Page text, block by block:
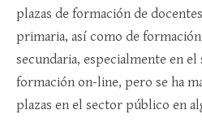
plazas de formación de
primaria, así como de
secundaria, especialmente en
formación on-line, pero se ha
plazas en el sector público en